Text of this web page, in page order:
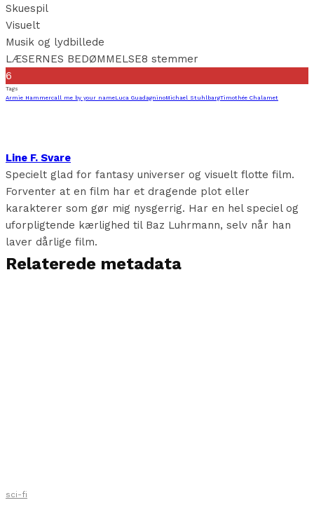
Skuespil
Visuelt
Musik og lydbillede
LÆSERNES BEDØMMELSE8 stemmer
6
Tags
Armie Hammercall me by your nameLuca GuadagninoMichael StuhlbargTimothée Chalamet
Line F. Svare
Specielt glad for fantasy universer og visuelt flotte film.
Forventer at en film har et dragende plot eller
karakterer som gør mig nysgerrig. Har en hel speciel og
uforpligtende kærlighed til Baz Luhrmann, selv når han
laver dårlige film.
Relaterede metadata
sci-fi